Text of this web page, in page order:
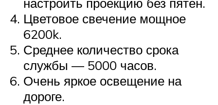
Цветовое свечение мощное
6200k.
Среднее количество срока
службы — 5000 часов.
Очень яркое освещение на
дороге.